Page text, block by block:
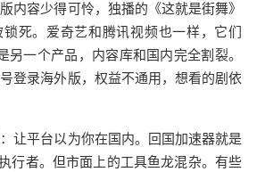
内容少得可怜，独播的《这就是街舞》
锁死。爱奇艺和腾讯视频也一样，它们
另一个产品，内容库和国内完全割裂。
登录海外版，权益不通用，想看的剧依
让平台以为你在国内。回国加速器就是
行者。但市面上的工具鱼龙混杂。有些